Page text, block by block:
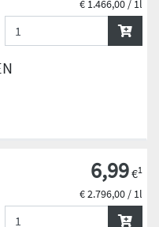
€ 1.466,00 / 1l
6,99€1
€ 2.796,00 / 1l